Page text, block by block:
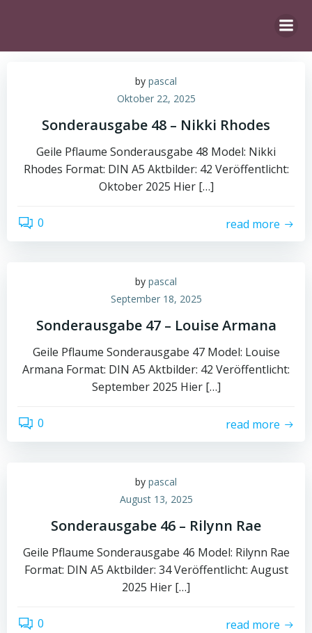
by pascal
Oktober 22, 2025
Sonderausgabe 48 – Nikki Rhodes
Geile Pflaume Sonderausgabe 48 Model: Nikki
Rhodes Format: DIN A5 Aktbilder: 42 Veröffentlicht:
Oktober 2025 Hier […]
0 read more
by pascal
September 18, 2025
Sonderausgabe 47 – Louise Armana
Geile Pflaume Sonderausgabe 47 Model: Louise
Armana Format: DIN A5 Aktbilder: 42 Veröffentlicht:
September 2025 Hier […]
0 read more
by pascal
August 13, 2025
Sonderausgabe 46 – Rilynn Rae
Geile Pflaume Sonderausgabe 46 Model: Rilynn Rae
Format: DIN A5 Aktbilder: 34 Veröffentlicht: August
2025 Hier […]
0 read more